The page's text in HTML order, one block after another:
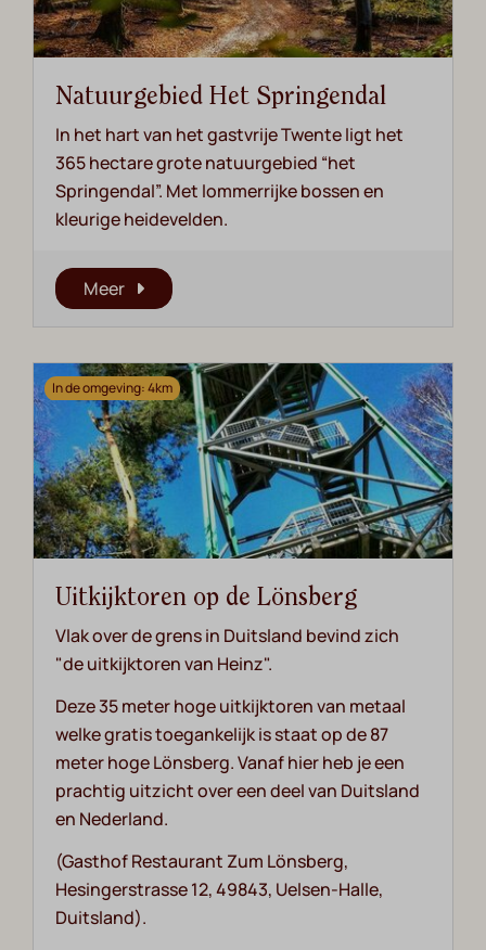
Natuurgebied Het Springendal
In het hart van het gastvrije Twente ligt het
365 hectare grote natuurgebied “het
Springendal”. Met lommerrijke bossen en
kleurige heidevelden.
Meer
In de omgeving: 4km
Uitkijktoren op de Lönsberg
Vlak over de grens in Duitsland bevind zich
"de uitkijktoren van Heinz".
Deze 35 meter hoge uitkijktoren van metaal
welke gratis toegankelijk is staat op de 87
meter hoge Lönsberg. Vanaf hier heb je een
prachtig uitzicht over een deel van Duitsland
en Nederland.
(Gasthof Restaurant Zum Lönsberg,
Hesingerstrasse 12, 49843, Uelsen-Halle,
Duitsland).